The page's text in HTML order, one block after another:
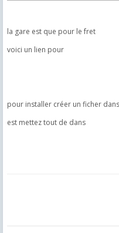
la gare est que pour le fret
voici un lien pour
pour installer créer un ficher
est mettez tout de dans